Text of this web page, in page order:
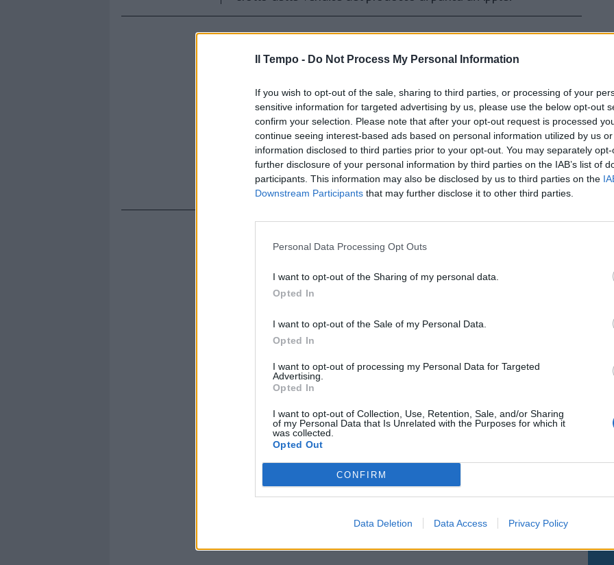
Il Tempo - Do Not Process My Personal Information
If you wish to opt-out of the sale, sharing to third parties, or processing of your
sensitive information for targeted advertising by us, please use the below opt-out
confirm your selection. Please note that after your opt-out request is processed
continue seeing interest-based ads based on personal information utilized by us
information disclosed to third parties prior to your opt-out. You may separately
further disclosure of your personal information by third parties on the IAB’s list of
participants. This information may also be disclosed by us to third parties on the
Downstream Participants that may further disclose it to other third parties.
Personal Data Processing Opt Outs
I want to opt-out of the Sharing of my personal data.
Opted In
I want to opt-out of the Sale of my Personal Data.
Opted In
I want to opt-out of processing my Personal Data for Targeted
Advertising.
Opted In
I want to opt-out of Collection, Use, Retention, Sale, and/or Sharing
of my Personal Data that Is Unrelated with the Purposes for which it
was collected.
Opted Out
CONFIRM
Data Deletion Data Access Privacy Policy
In